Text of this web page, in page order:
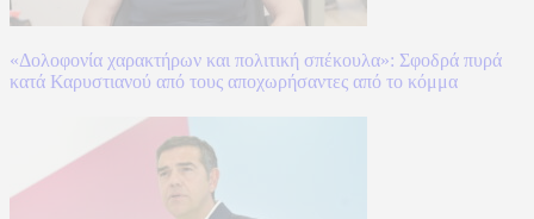
«Δολοφονία χαρακτήρων και πολιτική σπέκουλα»: Σφοδρά πυρά
κατά Καρυστιανού από τους αποχωρήσαντες από το κόμμα